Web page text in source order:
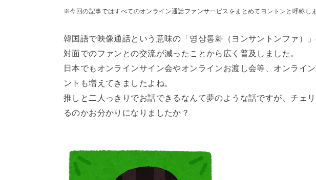
※今回の記事ではすべてのオンライン通話ファンサービスをまとめてヨントンと呼称しま
韓国語で映像通話という意味の「영상통화（ヨンサントンファ）
対面でのファンとの交流が減ったことから広く普及しました。
日本でもオンラインサイン会やオンラインお渡し会等、オンライ
ントも増えてきましたよね。
推しと二人っきりでお話できるなんて夢のような話ですが、チェ
るのかお分かりになりましたか？